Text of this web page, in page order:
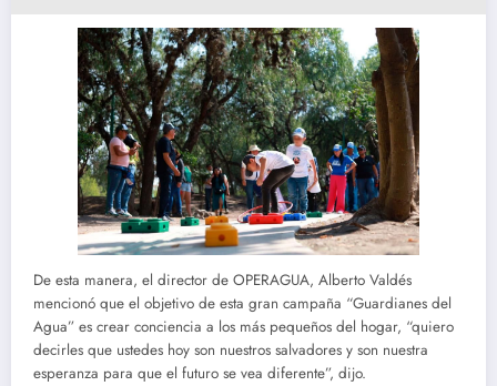
De esta manera, el director de OPERAGUA, Alberto Valdés
mencionó que el objetivo de esta gran campaña “Guardianes del
Agua” es crear conciencia a los más pequeños del hogar, “quiero
decirles que ustedes hoy son nuestros salvadores y son nuestra
esperanza para que el futuro se vea diferente”, dijo.